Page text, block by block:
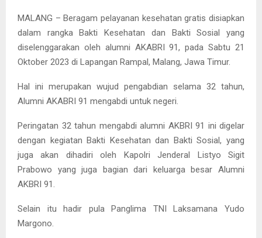
MALANG – Beragam pelayanan kesehatan gratis disiapkan
dalam rangka Bakti Kesehatan dan Bakti Sosial yang
diselenggarakan oleh alumni AKABRI 91, pada Sabtu 21
Oktober 2023 di Lapangan Rampal, Malang, Jawa Timur.
Hal ini merupakan wujud pengabdian selama 32 tahun,
Alumni AKABRI 91 mengabdi untuk negeri.
Peringatan 32 tahun mengabdi alumni AKBRI 91 ini digelar
dengan kegiatan Bakti Kesehatan dan Bakti Sosial, yang
juga akan dihadiri oleh Kapolri Jenderal Listyo Sigit
Prabowo yang juga bagian dari keluarga besar Alumni
AKBRI 91.
Selain itu hadir pula Panglima TNI Laksamana Yudo
Margono.